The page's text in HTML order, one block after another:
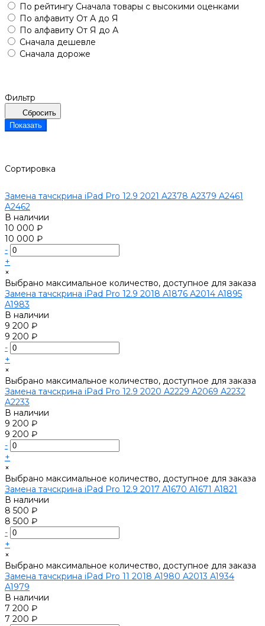
По рейтингу Сначала товары с высокими оценками
По алфавиту От А до Я
По алфавиту От Я до А
Сначала дешевле
Сначала дороже
Фильтр
Сбросить
Показать
Сортировка
Замена тачскрина iPad Pro 12.9 2021 A2378 A2379 A2461
A2462
В наличии
10 000 ₽
10 000 ₽
-
+
×
Выбрано максимальное количество, доступное для заказа
Замена тачскрина iPad Pro 12.9 2018 A1876 A2014 A1895
A1983
В наличии
9 200 ₽
9 200 ₽
-
+
×
Выбрано максимальное количество, доступное для заказа
Замена тачскрина iPad Pro 12.9 2020 A2229 A2069 A2232
A2233
В наличии
9 200 ₽
9 200 ₽
-
+
×
Выбрано максимальное количество, доступное для заказа
Замена тачскрина iPad Pro 12.9 2017 A1670 A1671 A1821
В наличии
8 500 ₽
8 500 ₽
-
+
×
Выбрано максимальное количество, доступное для заказа
Замена тачскрина iPad Pro 11 2018 A1980 A2013 A1934
A1979
В наличии
7 200 ₽
7 200 ₽